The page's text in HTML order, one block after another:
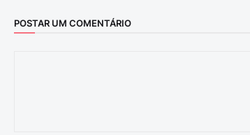
POSTAR UM COMENTÁRIO